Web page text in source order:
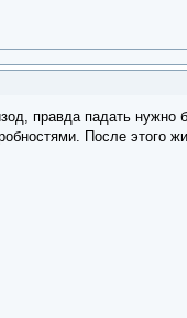
правда падать нужно
После этого